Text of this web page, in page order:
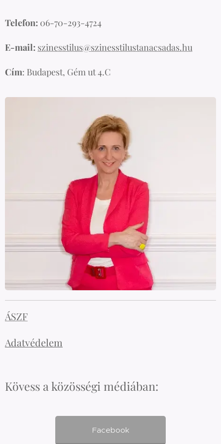
Telefon: 06-70-293-4724
E-mail: szinesstilus@szinesstilustanacsadas.hu
Cím: Budapest, Gém ut 4.C
ÁSZF
Adatvédelem
Kövess a közösségi médiában:
Facebook